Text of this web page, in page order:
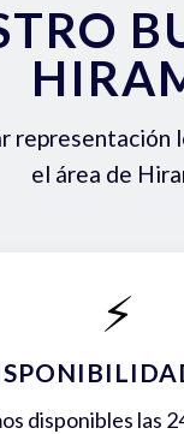
representación
el área de
⚡
disponibles las